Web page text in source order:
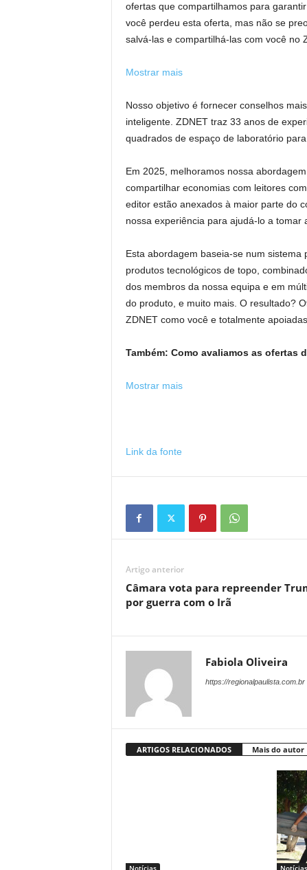
ofertas que compartilhamos para
você perdeu esta oferta, mas não se
salvá-las e compartilhá-las com você no
Mostrar mais
Nosso objetivo é fornecer conselhos
inteligente. ZDNET traz 33 anos de
quadrados de espaço de laboratório
Em 2025, melhoramos nossa
compartilhar economias com leitores
editor estão anexados à maior parte do
nossa experiência para ajudá-lo a tomar
Esta abordagem baseia-se num
produtos tecnológicos de topo,
dos membros da nossa equipa e em
do produto, e muito mais. O resultado?
ZDNET como você e totalmente
Também: Como avaliamos as ofertas
Mostrar mais
Link da fonte
Artigo anterior
Câmara vota para repreender
por guerra com o Irã
Fabiola Oliveira
https://regionalpaulista.com.br
ARTIGOS RELACIONADOS Mais do autor
Notícias Notícias